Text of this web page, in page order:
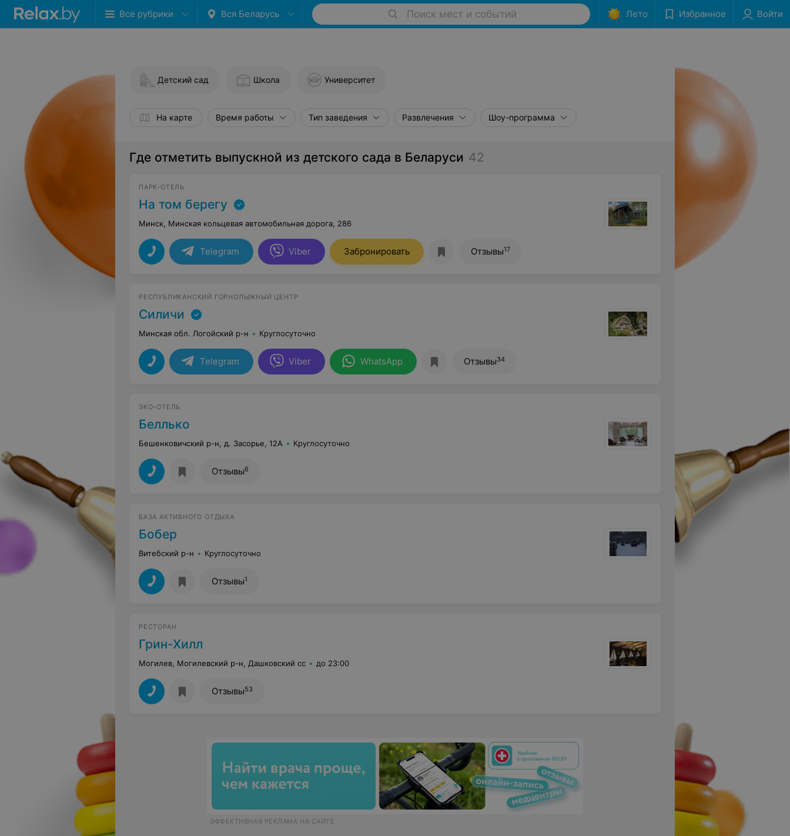
Все рубрики Вся Беларусь Поиск мест и событий Лето Избранное Войти
Детский сад Школа Университет
На карте Время работы Тип заведения Развлечения Шоу-программа
Где отметить выпускной из детского сада в Беларуси 42
ПАРК-ОТЕЛЬ
На том берегу
Минск, Минская кольцевая автомобильная дорога, 286
Telegram Viber Забронировать Отзывы17
РЕСПУБЛИКАНСКИЙ ГОРНОЛЫЖНЫЙ ЦЕНТР
Силичи
Минская обл. Логойский р-н Круглосуточно
Telegram Viber WhatsApp Отзывы34
ЭКО-ОТЕЛЬ
Беллько
Бешенковичский р-н, д. Засорье, 12А Круглосуточно
Отзывы6
БАЗА АКТИВНОГО ОТДЫХА
Бобер
Витебский р-н Круглосуточно
Отзывы1
РЕСТОРАН
Грин-Хилл
Могилев, Могилевский р-н, Дашковский сс до 23:00
Отзывы53
ЭФФЕКТИВНАЯ РЕКЛАМА НА САЙТЕ